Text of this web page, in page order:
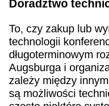
Doradztwo
To, czy zakup lub
technologii
długoterminowym
Augsburga i
zależy między
są możliwości